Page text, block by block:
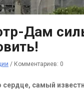
Дам
/ Комментариев: 0
самый